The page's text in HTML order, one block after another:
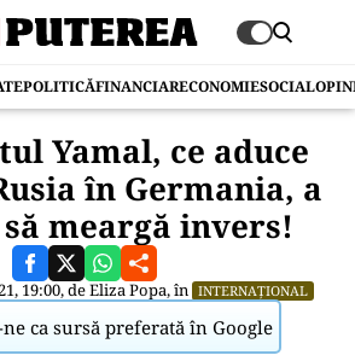
POLITICĂFINANCIARECONOMIESOCIAL
Yamal, ce aduce
în Germania, a
meargă invers!
19:00, deEliza Popa, în INTERNAȚIONAL
ne ca sursă preferată în Google